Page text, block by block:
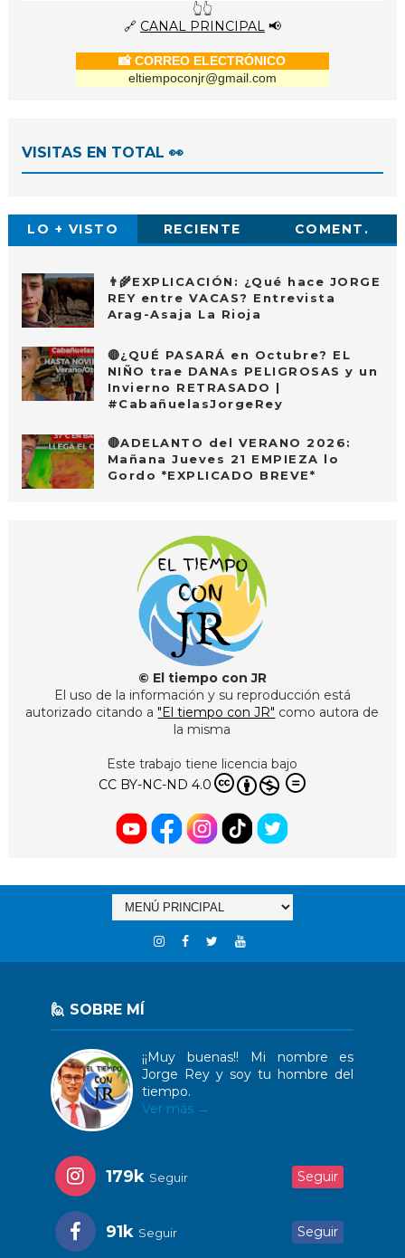
👆👆
🔗 CANAL PRINCIPAL📢
📸 CORREO ELECTRÓNICO
eltiempoconjr@gmail.com
VISITAS EN TOTAL 👀
LO + VISTO RECIENTE COMENT.
👨‍🌾EXPLICACIÓN: ¿Qué hace JORGE
REY entre VACAS? Entrevista
Arag-Asaja La Rioja
🔴¿QUÉ PASARÁ en Octubre? EL
NIÑO trae DANAs PELIGROSAS y un
Invierno RETRASADO |
#CabañuelasJorgeRey
🔴ADELANTO del VERANO 2026:
Mañana Jueves 21 EMPIEZA lo
Gordo *EXPLICADO BREVE*
© El tiempo con JR
El uso de la información y su reproducción está
autorizado citando a "El tiempo con JR" como autora de
la misma
Este trabajo tiene licencia bajo
CC BY-NC-ND 4.0
🙋 SOBRE MÍ
¡¡Muy buenas!! Mi nombre es
Jorge Rey y soy tu hombre del
tiempo.
Ver más →
179k Seguir Seguir
91k Seguir Seguir